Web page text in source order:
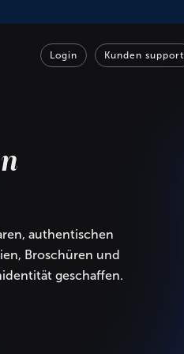
Login Kunden support
authentischen
Broschüren und
geschaffen.